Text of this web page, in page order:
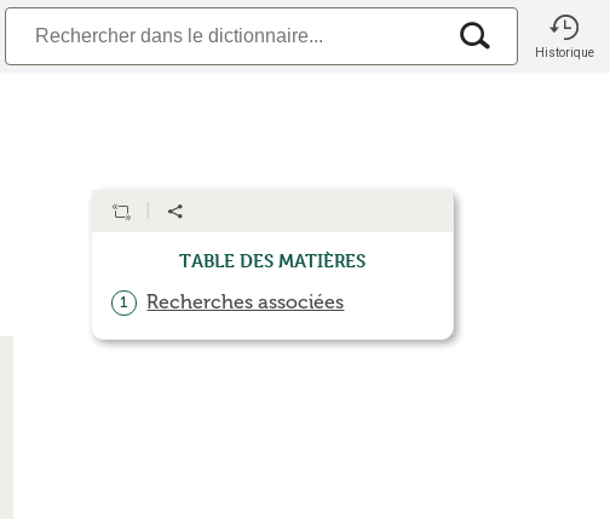
Historique
Table des matières
1 Recherches associées